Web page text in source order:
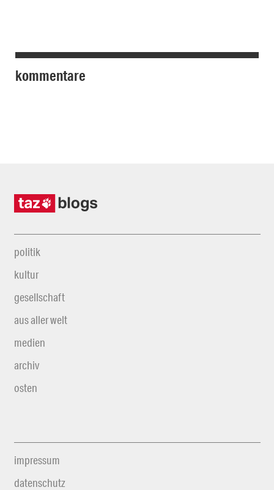
kommentare
politik
kultur
gesellschaft
aus aller welt
medien
archiv
osten
impressum
datenschutz